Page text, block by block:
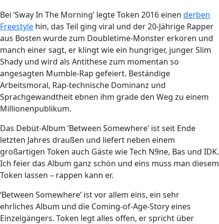
Bei ‘Sway In The Morning’ legte Token 2016 einen derben
Freestyle hin, das Teil ging viral und der 20-Jährige Rapper
aus Bosten wurde zum Doubletime-Monster erkoren und
manch einer sagt, er klingt wie ein hungriger, junger Slim
Shady und wird als Antithese zum momentan so
angesagten Mumble-Rap gefeiert. Beständige
Arbeitsmoral, Rap-technische Dominanz und
Sprachgewandtheit ebnen ihm grade den Weg zu einem
Millionenpublikum.
Das Debüt-Album ‘Between Somewhere’ ist seit Ende
letzten Jahres draußen und liefert neben einem
großartigen Token auch Gäste wie Tech N9ne, Bas und IDK.
Ich feier das Album ganz schön und eins muss man diesem
Token lassen – rappen kann er.
‘Between Somewhere’ ist vor allem eins, ein sehr
ehrliches Album und die Coming-of-Age-Story eines
Einzelgängers. Token legt alles offen, er spricht über